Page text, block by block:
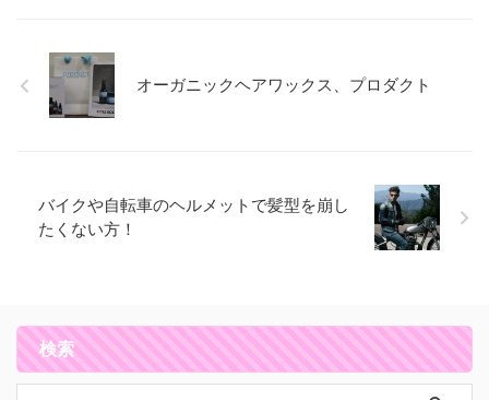
オーガニックヘアワックス、プロダクト
バイクや自転車のヘルメットで髪型を崩し
たくない方！
検索